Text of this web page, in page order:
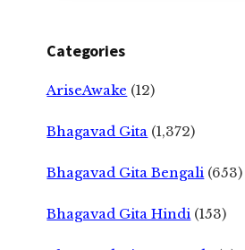
Categories
AriseAwake (12)
Bhagavad Gita (1,372)
Bhagavad Gita Bengali (653)
Bhagavad Gita Hindi (153)